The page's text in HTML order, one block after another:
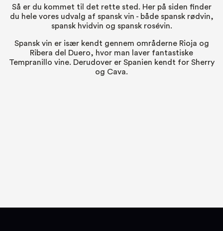
Så er du kommet til det rette sted. Her på siden finder
du hele vores udvalg af spansk vin - både spansk rødvin,
spansk hvidvin og spansk rosévin.
Spansk vin er især kendt gennem områderne Rioja og
Ribera del Duero, hvor man laver fantastiske
Tempranillo vine. Derudover er Spanien kendt for Sherry
og Cava.